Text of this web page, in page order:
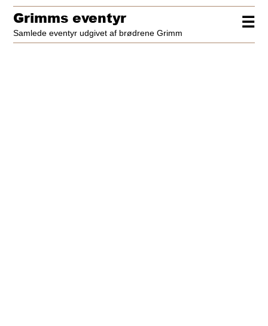
☰
Grimms eventyr
Samlede eventyr udgivet af brødrene Grimm